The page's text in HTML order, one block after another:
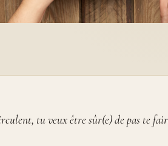
tu veux être sûr(e) de pas te